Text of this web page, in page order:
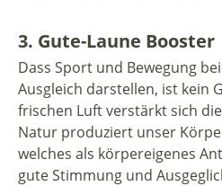
3. Gute-Laune Booster
Dass Sport und Bewegung
Ausgleich darstellen, ist kein
frischen Luft verstärkt sich
Natur produziert unser
welches als körpereigenes
gute Stimmung und